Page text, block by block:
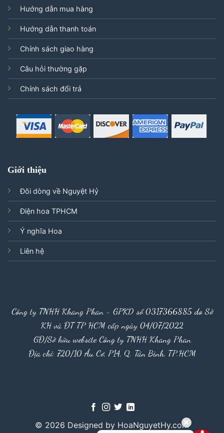
Hướng dẫn mua hàng
Hướng dẫn thanh toán
Chính sách giao hàng
Câu hỏi thường gặp
Chính sách đổi trả
Giới thiệu
Đôi dòng về Nguyệt Hỷ
Điện hoa TPHCM
Ý nghĩa Hoa
Liên hệ
Công ty TNHH Khang Phan - GPKD số 0317366885 do Sở
KH và ĐT TP HCM cấp ngày 04/07/2022
GĐ/Sở hữu website Công ty TNHH Khang Phan
Địa chỉ: 720/10 Âu Cơ, P14, Q. Tân Bình, TP.HCM
© 2026 Designed by HoaNguyetHy.com